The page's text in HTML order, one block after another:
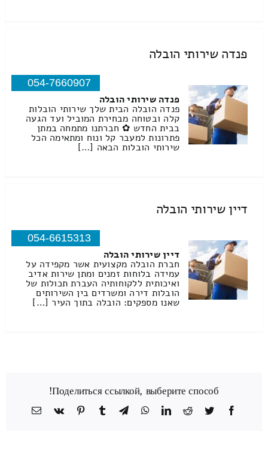
פנדה שירותי הובלה
054-7660907
פנדה שירותי הובלה
פנדה הובלה הבית שלך שירותי הובלות
קלה ובטוחה מבחירת המוביל ועד הגעה
בבית החדש ✿ חברתנו מתמחה במתן
פתרונות למעבר קל ונוח ומתאימה הכל
שירותי הובלות הבאה […]
דיין שירותי הובלה
054-6615313
דיין שירותי הובלה
חברת הובלה מקצועית אשר מקפידה על
עמידה בלוחות זמנים ומתן שירות אדיב
ואיכותית ללקוחותיה העברת תכולות של
הובלות דירה ומשרדים בין השירותים
שאנו מספקים: הובלה בתוך העיר […]
Поделиться ссылкой, выберите способ!
Facebook
Twitter
Reddit
LinkedIn
WhatsApp
Telegram
Tumblr
Pinterest
Vk
כתובת